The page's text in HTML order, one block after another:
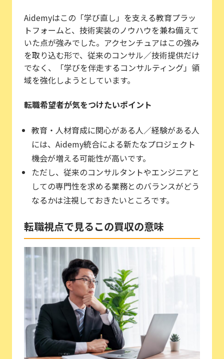
Aidemyはこの「学び直し」を支える教育プラッ
トフォームと、技術実装のノウハウを兼ね備えて
いた点が強みでした。アクセンチュアはこの強み
を取り込む形で、従来のコンサル／技術提供だけ
でなく、「学びを伴走するコンサルティング」領
域を強化しようとしています。
転職希望者が気をつけたいポイント
教育・人材育成に関心がある人／経験がある人
には、Aidemy統合による新たなプロジェクト
機会が増える可能性が高いです。
ただし、従来のコンサルタントやエンジニアと
しての専門性を求める業務とのバランスがどう
なるかは注視しておきたいところです。
転職視点で見るこの買収の意味